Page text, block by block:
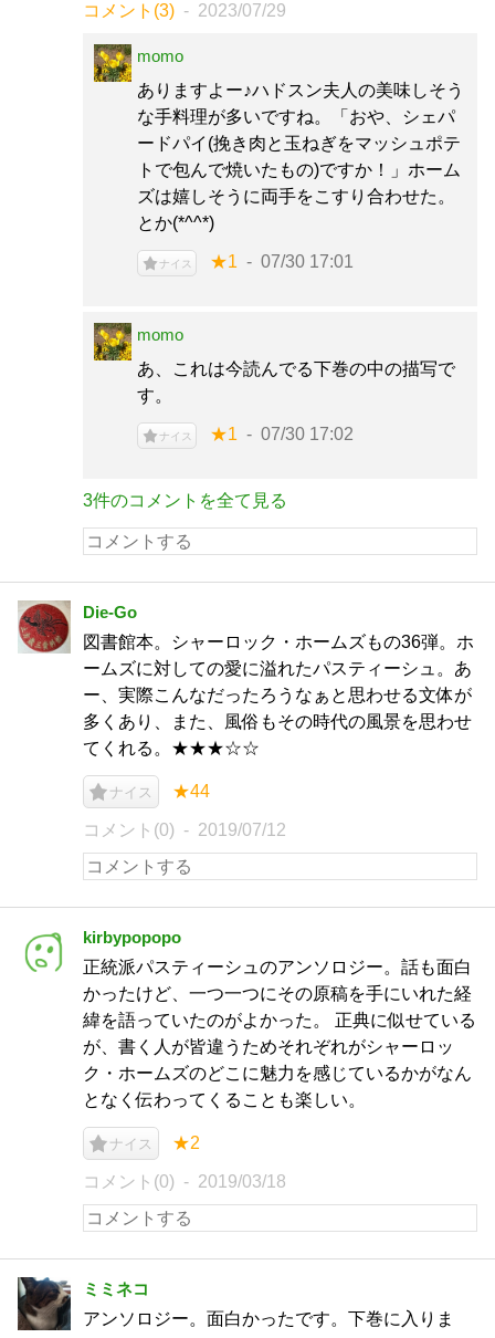
コメント(3) 2023/07/29
momo
ありますよー♪ハドスン夫人の美味しそう
な手料理が多いですね。「おや、シェパ
ードパイ(挽き肉と玉ねぎをマッシュポテ
トで包んで焼いたもの)ですか！」ホーム
ズは嬉しそうに両手をこすり合わせた。
とか(*^^*)
ナイス ★1 07/30 17:01
momo
あ、これは今読んでる下巻の中の描写で
す。
ナイス ★1 07/30 17:02
3件のコメントを全て見る
Die-Go
図書館本。シャーロック・ホームズもの36弾。ホ
ームズに対しての愛に溢れたパスティーシュ。あ
ー、実際こんなだったろうなぁと思わせる文体が
多くあり、また、風俗もその時代の風景を思わせ
てくれる。★★★☆☆
ナイス ★44
コメント(0) 2019/07/12
kirbypopopo
正統派パスティーシュのアンソロジー。話も面白
かったけど、一つ一つにその原稿を手にいれた経
緯を語っていたのがよかった。 正典に似せている
が、書く人が皆違うためそれぞれがシャーロッ
ク・ホームズのどこに魅力を感じているかがなん
となく伝わってくることも楽しい。
ナイス ★2
コメント(0) 2019/03/18
ミミネコ
アンソロジー。面白かったです。下巻に入りま